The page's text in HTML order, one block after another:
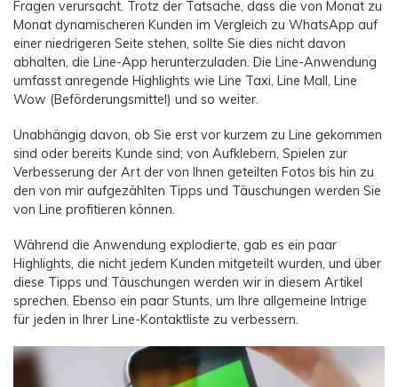
WEITERE THEMEN ERKUNDEN
Geschäftsplan
Bildungsplan
Hilfe erhalten Herunterladen
Fragen verursacht. Trotz der Tatsache, dass die von Monat zu
Monat dynamischeren Kunden im Vergleich zu WhatsApp auf
einer niedrigeren Seite stehen, sollte Sie dies nicht davon
abhalten, die Line-App herunterzuladen. Die Line-Anwendung
umfasst anregende Highlights wie Line Taxi, Line Mall, Line
Wow (Beförderungsmittel) und so weiter.
Unabhängig davon, ob Sie erst vor kurzem zu Line gekommen
sind oder bereits Kunde sind; von Aufklebern, Spielen zur
Verbesserung der Art der von Ihnen geteilten Fotos bis hin zu
den von mir aufgezählten Tipps und Täuschungen werden Sie
von Line profitieren können.
Während die Anwendung explodierte, gab es ein paar
Highlights, die nicht jedem Kunden mitgeteilt wurden, und über
diese Tipps und Täuschungen werden wir in diesem Artikel
sprechen. Ebenso ein paar Stunts, um Ihre allgemeine Intrige
für jeden in Ihrer Line-Kontaktliste zu verbessern.